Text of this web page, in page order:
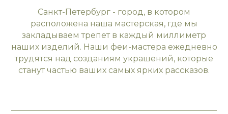
Санкт-Петербург - город, в котором
расположена наша мастерская, где мы
закладываем трепет в каждый миллиметр
наших изделий. Наши феи-мастера ежедневно
трудятся над созданиям украшений, которые
станут частью ваших самых ярких рассказов.